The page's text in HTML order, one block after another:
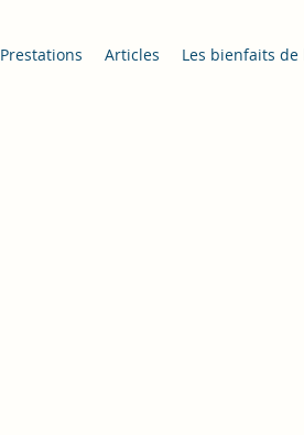
Prestations Articles Les bienfaits